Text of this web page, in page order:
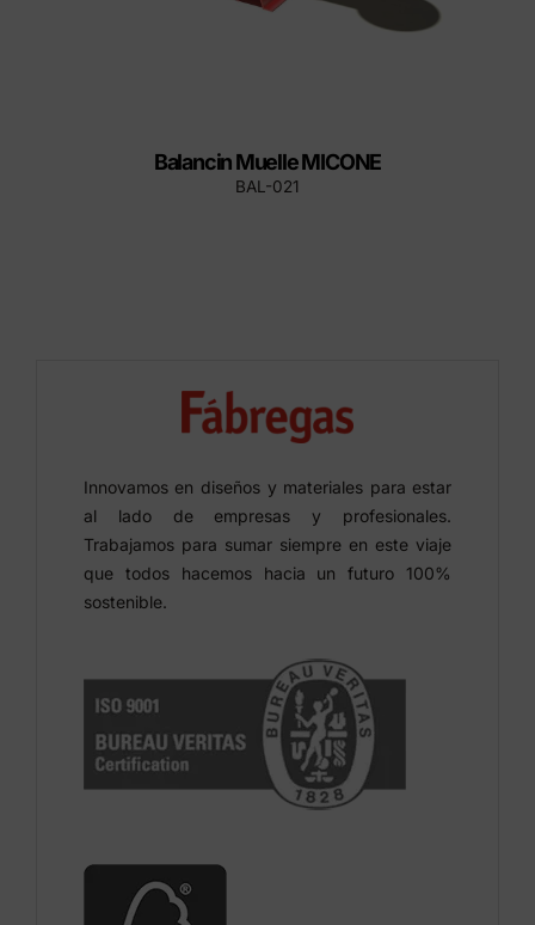
Balancin Muelle MICONE
BAL-021
Innovamos en diseños y materiales para estar
al lado de empresas y profesionales.
Trabajamos para sumar siempre en este viaje
que todos hacemos hacia un futuro 100%
sostenible.